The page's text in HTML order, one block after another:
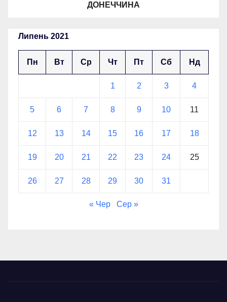
ДОНЕЧЧИНА
Липень 2021
Пн Вт Ср Чт Пт Сб Нд
1 2 3 4
5 6 7 8 9 10 11
12 13 14 15 16 17 18
19 20 21 22 23 24 25
26 27 28 29 30 31
« Чер Сер »